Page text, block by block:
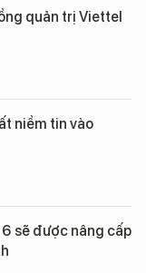
quản trị Viettel
niềm tin vào
sẽ được nâng cấp